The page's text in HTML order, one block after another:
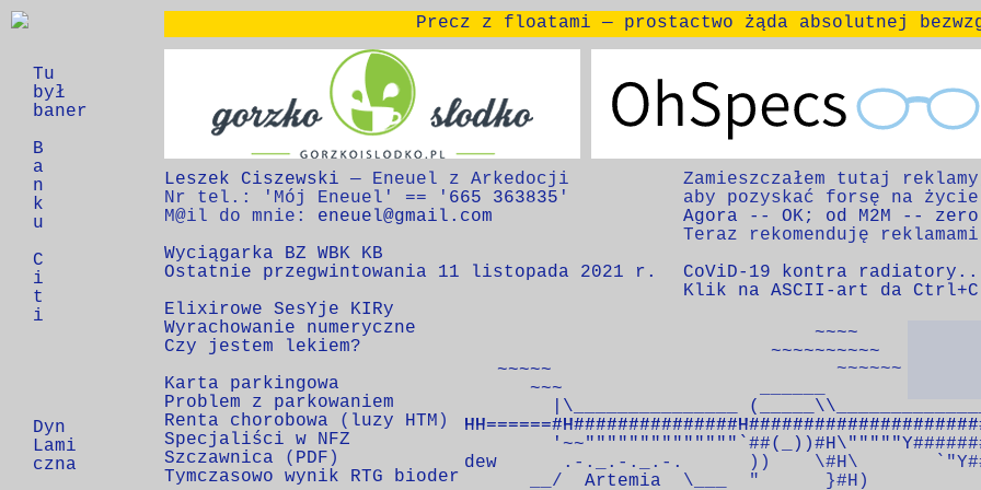
Precz z floatami — prostactwo żąda absolutnej
Zamieszczałem tutaj
Agora -- OK; od M2M --
CoViD-19
kontra
Klik na ASCII-art da
Leszek Ciszewski — Eneuel z Arkedocji
Nr tel.: 'Mój Eneuel' == ' 665 363835 '
M@il do mnie: eneuel@gmail.com
Wyciągarka BZ WBK KB
Ostatnie przegwintowania 11 listopada 2021 r.
Elixirowe SesYje KIRy
Wyrachowanie numeryczne
Czy jestem lekiem?
Karta parkingowa
Problem z parkowaniem
Renta chorobowa
( luzy HTM
Specjaliści w NFZ
Szczawnica
( PDF
Tymczasowo wynik RTG bioder
~~~~
~~~~~~~~~~
~~~~~
~~~
|\_______________ (_____\\______________
dew
.-._.-._.-.      ))    \#H\
      __/
Artemia \___  "      }#H)
~~~~~~
g
  z
    r
Gorzko_i_Słodko
380 na 100 góra
OhSpecs
364 na 100 góra
Tu
był
baner
B
a
n
k
u
C
i
t
i
Dyn
Lami
czna